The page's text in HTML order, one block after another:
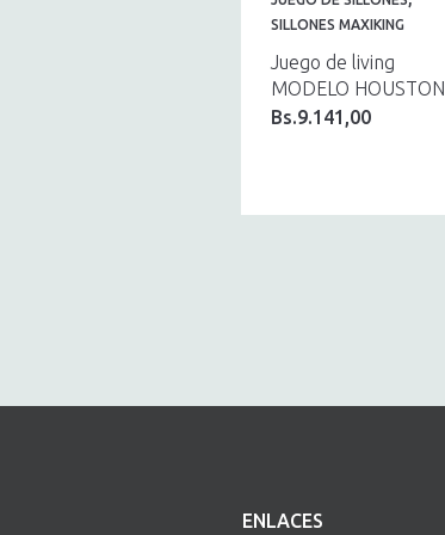
SILLONES MAXIKING
Juego de living
MODELO HOUSTON
Bs.9.141,00
ENLACES